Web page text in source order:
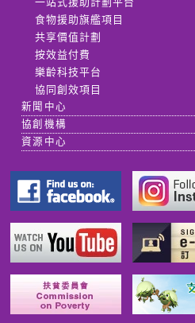
食物援助旗艦項目
共享價值計劃
按效益付費
樂齡科技平台
協同創效項目
新聞中心
協創機構
資源中心